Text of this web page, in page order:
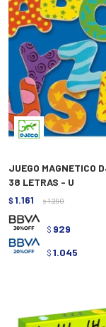
JUEGO MAGNETICO
38 LETRAS - U
$ 1.161 $ 1.290
$ 929
$ 1.045